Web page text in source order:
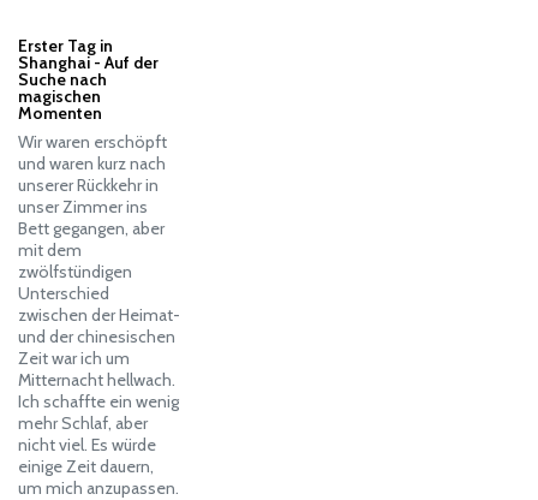
Erster Tag in
Shanghai - Auf der
Suche nach
magischen
Momenten
Wir waren erschöpft
und waren kurz nach
unserer Rückkehr in
unser Zimmer ins
Bett gegangen, aber
mit dem
zwölfstündigen
Unterschied
zwischen der Heimat-
und der chinesischen
Zeit war ich um
Mitternacht hellwach.
Ich schaffte ein wenig
mehr Schlaf, aber
nicht viel. Es würde
einige Zeit dauern,
um mich anzupassen.